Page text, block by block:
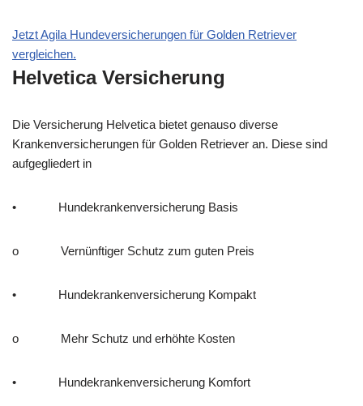
Jetzt Agila Hundeversicherungen für Golden Retriever
vergleichen.
Helvetica Versicherung
Die Versicherung Helvetica bietet genauso diverse
Krankenversicherungen für Golden Retriever an. Diese sind
aufgegliedert in
• Hundekrankenversicherung Basis
o Vernünftiger Schutz zum guten Preis
• Hundekrankenversicherung Kompakt
o Mehr Schutz und erhöhte Kosten
• Hundekrankenversicherung Komfort